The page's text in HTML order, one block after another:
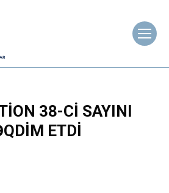
38-CI SAYINI
ETDI